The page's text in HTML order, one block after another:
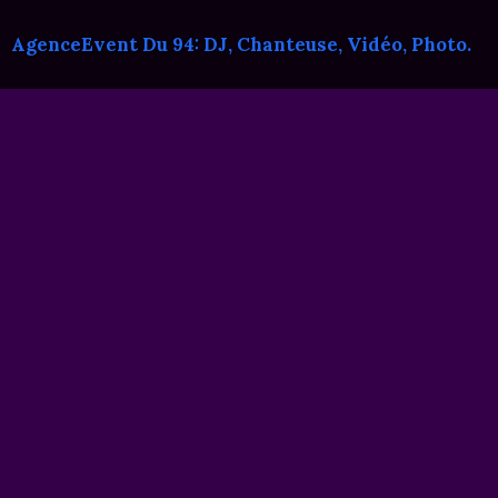
AgenceEvent Du 94: DJ, Chanteuse, Vidéo, Photo.